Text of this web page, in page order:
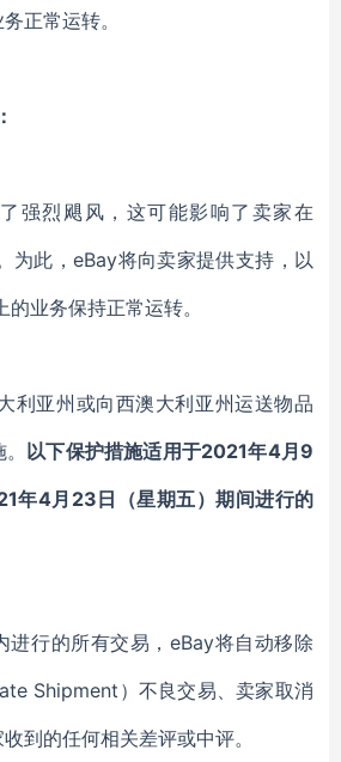
正常运转。
强烈飓风，这可能影响了卖家在
为此，eBay将向卖家提供支持，以
业务保持正常运转。
利亚州或向西澳大利亚州运送物品
以下保护措施适用于2021年4月9
年4月23日（星期五）期间进行的
进行的所有交易，eBay将自动移除
Shipment）不良交易、卖家取消
到的任何相关差评或中评。